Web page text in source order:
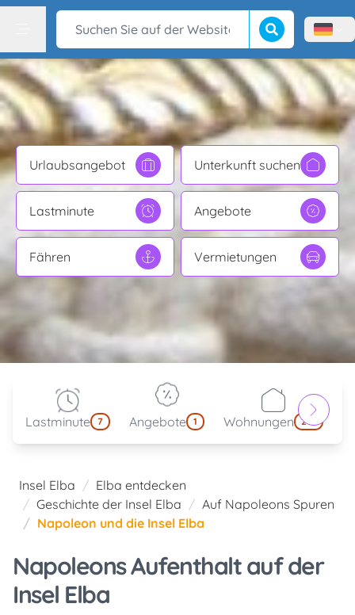
Suchen Sie auf der Website Suche beginnen
Menù
Urlaubsangebot Unterkunft suchen
Lastminute Angebote
Fähren Vermietungen
Lastminute 7 Angebote 1 Wohnungen 214
Insel Elba
Elba entdecken
Geschichte der Insel Elba
Auf Napoleons Spuren
Napoleon und die Insel Elba
Napoleons Aufenthalt auf der
Insel Elba